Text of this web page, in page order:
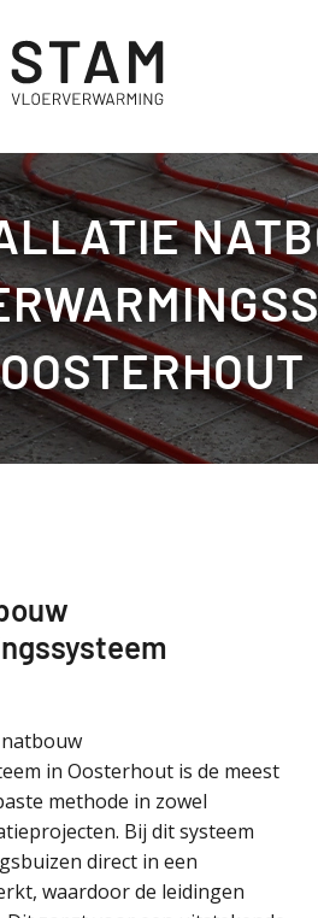
OOSTERHOUT
in Oosterhout is de meest
methode in zowel
Bij dit systeem
direct in een
waardoor de leidingen